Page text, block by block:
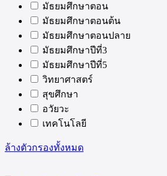
มัธยมศึกษาตอน
มัธยมศึกษาตอนต้น
มัธยมศึกษาตอนปลาย
มัธยมศึกษาปีที่3
มัธยมศึกษาปีที่5
วิทยาศาสตร์
สุขศึกษา
อวัยวะ
เทคโนโลยี
ล้างตัวกรองทั้งหมด